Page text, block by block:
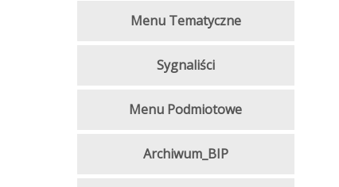
Menu Tematyczne
Sygnaliści
Menu Podmiotowe
Archiwum_BIP